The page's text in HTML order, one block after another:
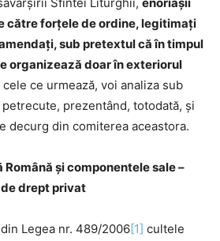
către forţele de ordine, legitimați
sub pretextul că în timpul
organizează doar în exteriorul
cele ce urmează, voi analiza sub
prezentând, totodată, și
decurg din comiterea aceastora.
și componentele sale –
drept privat
Legea nr. 489/2006[1] cultele